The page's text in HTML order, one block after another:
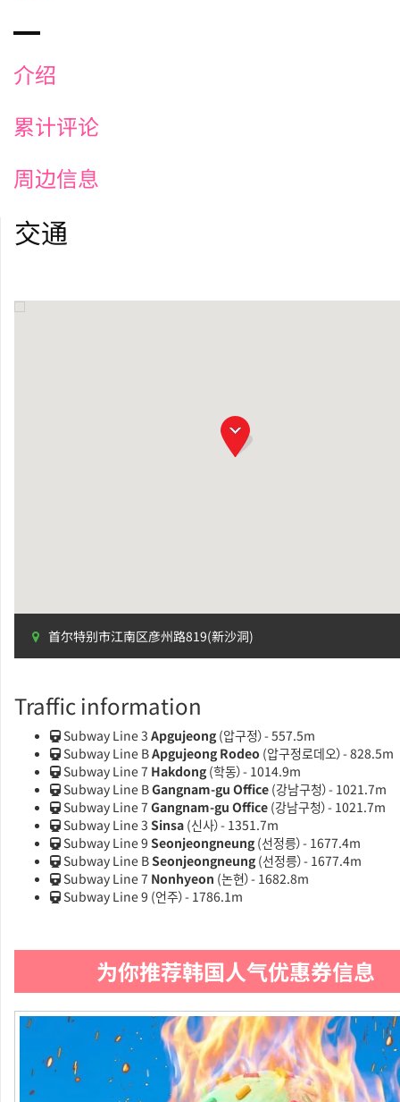
介绍
累计评论
周边信息
交通
首尔特别市江南区彦州路819(新沙洞)
Traffic information
Subway Line 3 Apgujeong (압구정）- 557.5m
Subway Line BApgujeong Rodeo (압구정로데오）- 828.5m
Subway Line 7 Hakdong (학동）- 1014.9m
Subway Line BGangnam-gu Office (강남구청）- 1021.7m
Subway Line 7 Gangnam-gu Office (강남구청）- 1021.7m
Subway Line 3 Sinsa (신사）- 1351.7m
Subway Line 9 Seonjeongneung (선정릉）- 1677.4m
Subway Line BSeonjeongneung (선정릉）- 1677.4m
Subway Line 7 Nonhyeon (논현）- 1682.8m
Subway Line 9 (언주）- 1786.1m
为你推荐韩国人气优惠券信息